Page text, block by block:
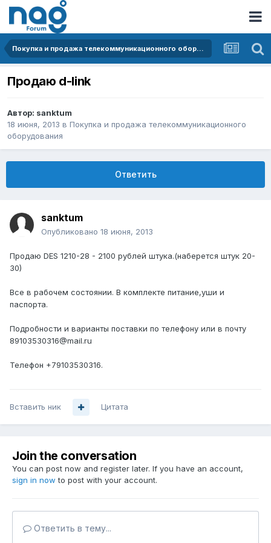
Покупка и продажа телекоммуникационного оборудования
Продаю d-link
Автор: sanktum
18 июня, 2013 в Покупка и продажа телекоммуникационного
оборудования
Ответить
sanktum
Опубликовано 18 июня, 2013
Продаю DES 1210-28 - 2100 рублей штука.(наберется штук 20-
30)
Все в рабочем состоянии. В комплекте питание,уши и
паспорта.
Подробности и варианты поставки по телефону или в почту
89103530316@mail.ru
Телефон +79103530316.
Вставить ник Цитата
Join the conversation
You can post now and register later. If you have an account,
sign in now to post with your account.
Ответить в тему...